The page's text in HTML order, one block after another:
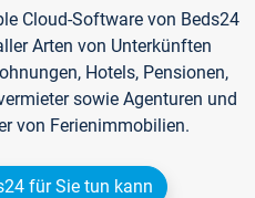
Cloud-Software von Beds24
Arten von Unterkünften
Hotels, Pensionen,
sowie Agenturen und
von Ferienimmobilien.
für Sie tun kann